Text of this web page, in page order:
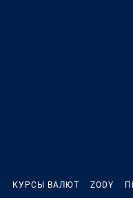
КУРСЫ ВАЛЮТ ZODY